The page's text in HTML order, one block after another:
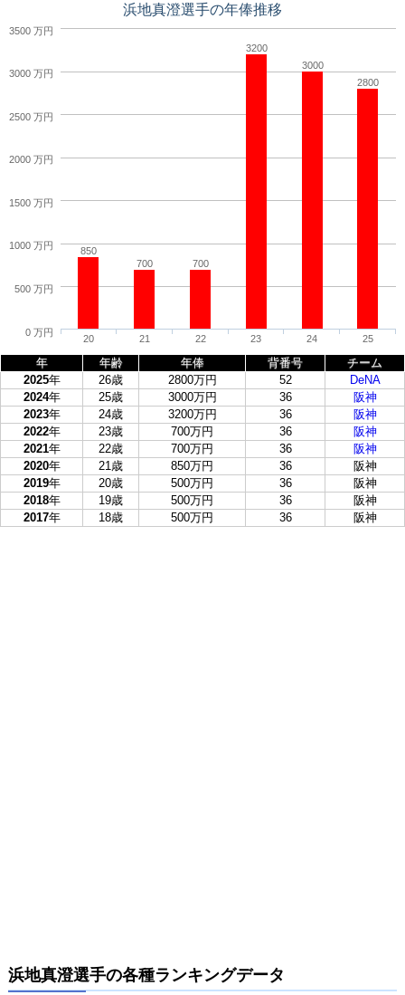
浜地真澄選手の年俸推移
850
700
700
3200
3000
2800
20 21 22 23 24 25
0 万円
500 万円
1000 万円
1500 万円
2000 万円
2500 万円
3000 万円
3500 万円
年 年齢 年俸 背番号
チーム
2025年 26歳 2800万円 52
DeNA
2024年 25歳 3000万円 36
阪神
2023年 24歳 3200万円 36
阪神
2022年 23歳 700万円 36
阪神
2021年 22歳 700万円 36
阪神
2020年 21歳 850万円 36
阪神
2019年 20歳 500万円 36
阪神
2018年 19歳 500万円 36
阪神
2017年 18歳 500万円 36 阪神
浜地真澄選手の各種ランキングデータ